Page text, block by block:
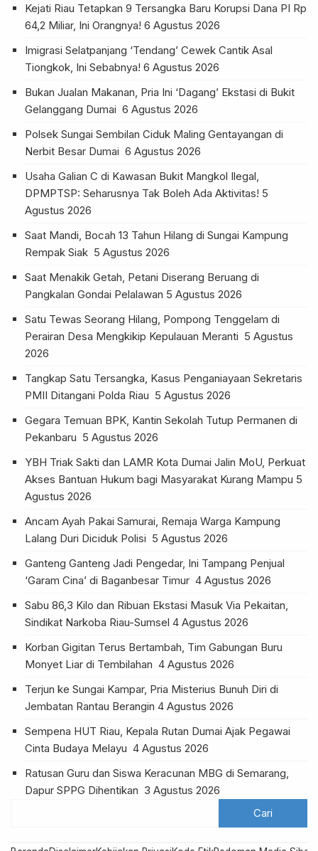
Kejati Riau Tetapkan 9 Tersangka Baru Korupsi Dana PI Rp
64,2 Miliar, Ini Orangnya! 6 Agustus 2026
Imigrasi Selatpanjang ‘Tendang’ Cewek Cantik Asal
Tiongkok, Ini Sebabnya! 6 Agustus 2026
Bukan Jualan Makanan, Pria Ini ‘Dagang’ Ekstasi di Bukit
Gelanggang Dumai 6 Agustus 2026
Polsek Sungai Sembilan Ciduk Maling Gentayangan di
Nerbit Besar Dumai 6 Agustus 2026
Usaha Galian C di Kawasan Bukit Mangkol Ilegal,
DPMPTSP: Seharusnya Tak Boleh Ada Aktivitas! 5
Agustus 2026
Saat Mandi, Bocah 13 Tahun Hilang di Sungai Kampung
Rempak Siak 5 Agustus 2026
Saat Menakik Getah, Petani Diserang Beruang di
Pangkalan Gondai Pelalawan 5 Agustus 2026
Satu Tewas Seorang Hilang, Pompong Tenggelam di
Perairan Desa Mengkikip Kepulauan Meranti 5 Agustus
2026
Tangkap Satu Tersangka, Kasus Penganiayaan Sekretaris
PMII Ditangani Polda Riau 5 Agustus 2026
Gegara Temuan BPK, Kantin Sekolah Tutup Permanen di
Pekanbaru 5 Agustus 2026
YBH Triak Sakti dan LAMR Kota Dumai Jalin MoU, Perkuat
Akses Bantuan Hukum bagi Masyarakat Kurang Mampu 5
Agustus 2026
Ancam Ayah Pakai Samurai, Remaja Warga Kampung
Lalang Duri Diciduk Polisi 5 Agustus 2026
Ganteng Ganteng Jadi Pengedar, Ini Tampang Penjual
‘Garam Cina’ di Baganbesar Timur 4 Agustus 2026
Sabu 86,3 Kilo dan Ribuan Ekstasi Masuk Via Pekaitan,
Sindikat Narkoba Riau-Sumsel 4 Agustus 2026
Korban Gigitan Terus Bertambah, Tim Gabungan Buru
Monyet Liar di Tembilahan 4 Agustus 2026
Terjun ke Sungai Kampar, Pria Misterius Bunuh Diri di
Jembatan Rantau Berangin 4 Agustus 2026
Sempena HUT Riau, Kepala Rutan Dumai Ajak Pegawai
Cinta Budaya Melayu 4 Agustus 2026
Ratusan Guru dan Siswa Keracunan MBG di Semarang,
Dapur SPPG Dihentikan 3 Agustus 2026